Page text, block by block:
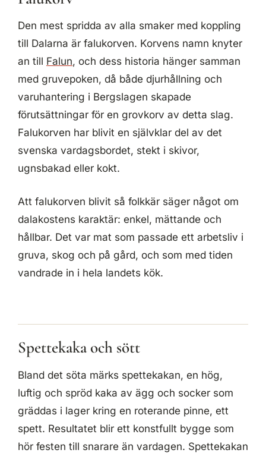
Den mest spridda av alla smaker med koppling
till Dalarna är falukorven. Korvens namn knyter
an till Falun, och dess historia hänger samman
med gruvepoken, då både djurhållning och
varuhantering i Bergslagen skapade
förutsättningar för en grovkorv av detta slag.
Falukorven har blivit en självklar del av det
svenska vardagsbordet, stekt i skivor,
ugnsbakad eller kokt.
Att falukorven blivit så folkkär säger något om
dalakostens karaktär: enkel, mättande och
hållbar. Det var mat som passade ett arbetsliv i
gruva, skog och på gård, och som med tiden
vandrade in i hela landets kök.
Spettekaka och sött
Bland det söta märks spettekakan, en hög,
luftig och spröd kaka av ägg och socker som
gräddas i lager kring en roterande pinne, ett
spett. Resultatet blir ett konstfullt bygge som
hör festen till snarare än vardagen. Spettekakan